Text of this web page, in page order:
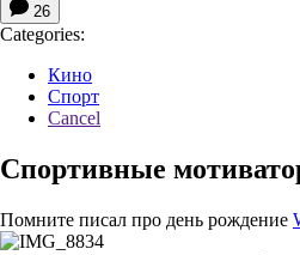
26
Categories:
Кино
Спорт
Cancel
Спортивные
Помните писал про день рождение